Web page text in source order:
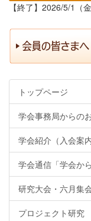
【終了】2026/5/1（
トップページ
学会事務局からの
学会紹介（入会案
学会通信「学会か
研究大会・六月集
プロジェクト研究